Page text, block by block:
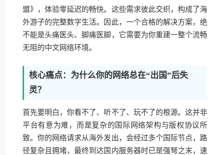
盟》，体验零延迟的畅快。这些需求彼此交织，构成了海
外游子的完整数字生活。因此，一个合格的解决方案，绝
不能是头痛医头、脚痛医脚，它需要为你重建一整个流畅
无阻的中文网络环境。
核心痛点：为什么你的网络总在“出国”后失
灵？
首先要明白，你看不了、听不了、玩不了的根源。这并非
平台有意为难，而是复杂的国际网络架构与版权协议所
致。你的网络请求从海外发出，会经过多个国际节点，路
径复杂且拥堵，最终到达国内服务器时已是强弩之末，速